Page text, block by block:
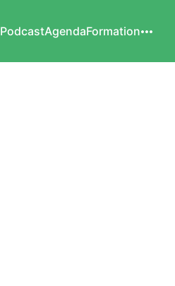
PodcastAgendaFormation